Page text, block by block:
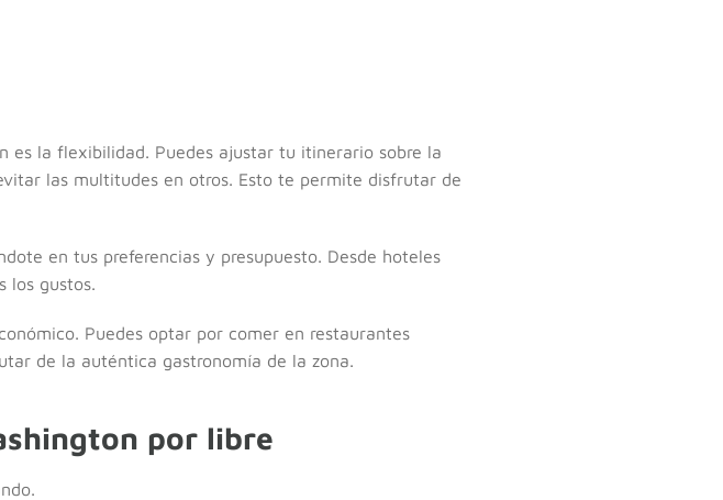
es la flexibilidad. Puedes ajustar tu itinerario sobre la
las multitudes en otros. Esto te permite disfrutar de
en tus preferencias y presupuesto. Desde hoteles
los gustos.
Puedes optar por comer en restaurantes
de la auténtica gastronomía de la zona.
por libre